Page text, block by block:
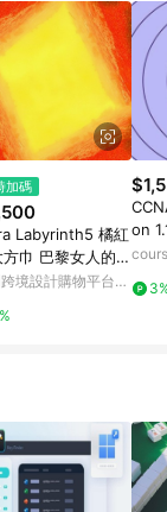
加碼
Labyrinth5 橘紅
巾 巴黎女人的時
息境設計購物平台
on